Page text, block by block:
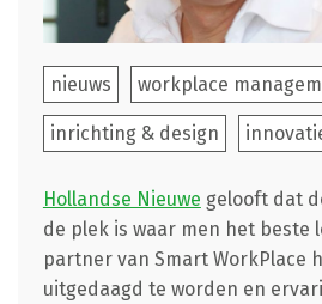
nieuws workplace
inrichting & design
Hollandse Nieuwe gelooft dat
de plek is waar men het beste
partner van Smart WorkPlace
uitgedaagd te worden en